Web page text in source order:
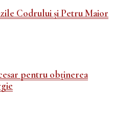
Codrului și Petru Maior
pentru obținerea